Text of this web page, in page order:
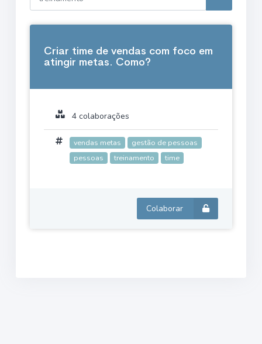
Criar time de vendas com foco em
atingir metas. Como?
4 colaborações
vendas metas
gestão de pessoas
pessoas
treinamento time
Colaborar